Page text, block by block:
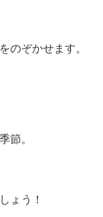
のぞかせます。
季節。
ょう！